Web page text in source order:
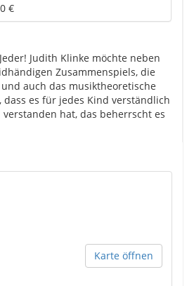
€
Judith Klinke möchte neben
Zusammenspiels, die
auch das musiktheoretische
dass es für jedes Kind verständlich
hat, das beherrscht es
Karte öffnen